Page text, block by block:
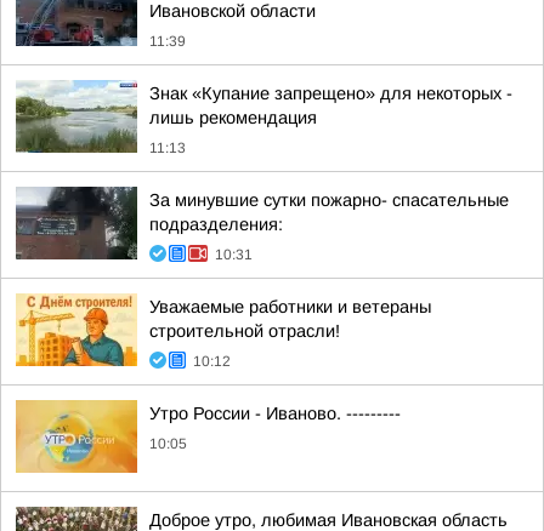
Ивановской области
11:39
Знак «Купание запрещено» для некоторых -
лишь рекомендация
11:13
За минувшие сутки пожарно- спасательные
подразделения:
10:31
Уважаемые работники и ветераны
строительной отрасли!
10:12
Утро России - Иваново. ---------
10:05
Доброе утро, любимая Ивановская область